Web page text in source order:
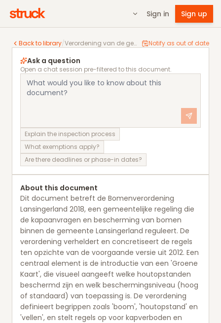
Sign in Sign up
Back to library/ Verordening van de gemeenteraad van de gemeente Lansingerland houdende regels omtrent kappen bomen Bomenverordening Lansingerland 2018 Notify as out of date
Verordening van de gemeenteraad van de
Ask a question
Open a chat session pre-filtered to this document.
Explain the inspection process
What exemptions apply?
Are there deadlines or phase-in dates?
About this document
Dit document betreft de Bomenverordening
Lansingerland 2018, een gemeentelijke regeling die
de kapaanvragen en bescherming van bomen
binnen de gemeente Lansingerland reguleert. De
verordening verheldert en concretiseert de regels
ten opzichte van de voorgaande versie uit 2012. Een
centraal element is de introductie van een 'Groene
Kaart', die visueel aangeeft welke houtopstanden
beschermd zijn en welk beschermingsniveau (hoog
of standaard) van toepassing is. De verordening
definieert begrippen zoals 'boom', 'houtopstand' en
'vellen', en stelt regels op voor kapverboden en